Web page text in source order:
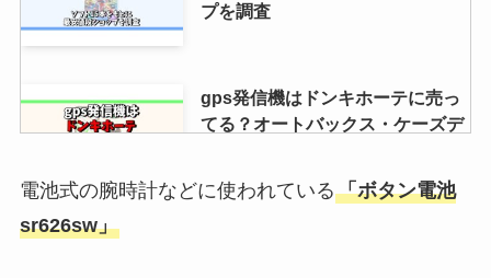
プを調査
gps発信機はドンキホーテに売っ
てる？オートバックス・ケーズデ
電池式の腕時計などに使われている「ボタン電池
sr626sw」